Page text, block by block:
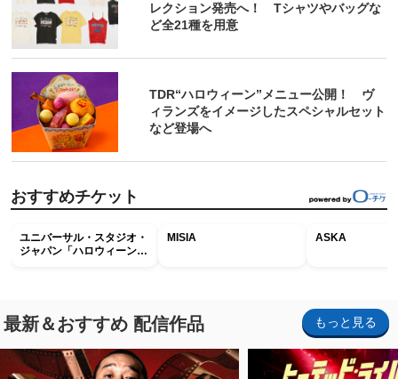
レクション発売へ！ Tシャツやバッグな
ど全21種を用意
TDR“ハロウィーン”メニュー公開！ ヴ
ィランズをイメージしたスペシャルセット
など登場へ
おすすめチケット
ユニバーサル・スタジオ・
ジャパン「ハロウィーン・
MISIA ASKA
最新＆おすすめ 配信作品 もっと見る